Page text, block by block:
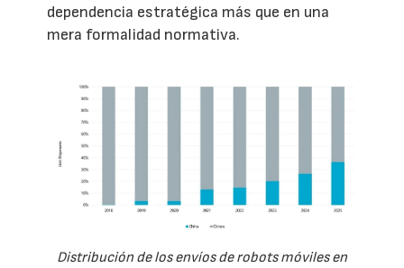
dependencia estratégica más que en una
mera formalidad normativa.
Distribución de los envíos de robots móviles en